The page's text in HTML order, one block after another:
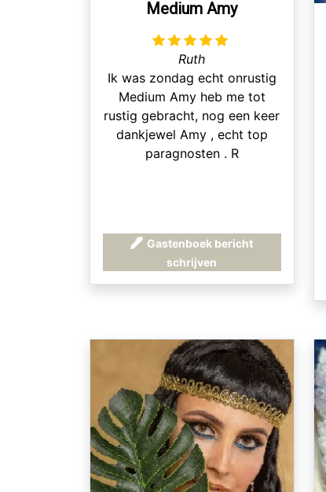
Medium Amy
Ruth
Ik was zondag echt onrustig
Medium Amy heb me tot
rustig gebracht, nog een keer
dankjewel Amy , echt top
paragnosten . R
Gastenboek bericht
schrijven